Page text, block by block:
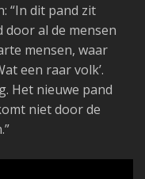
“In dit pand zit
al de mensen
mensen, waar
een raar volk’.
Het nieuwe pand
niet door de